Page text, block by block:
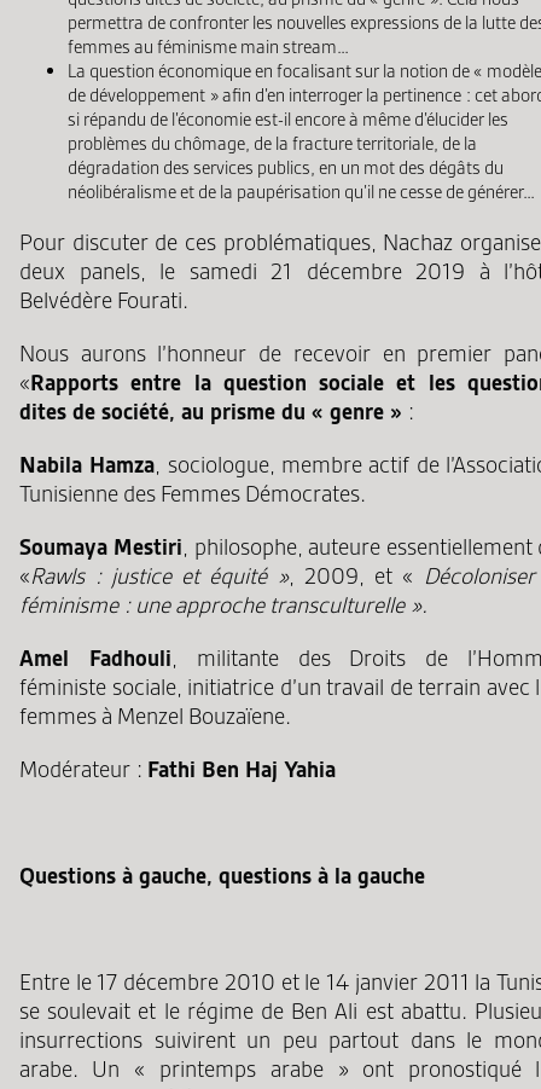
permettra de confronter les nouvelles expressions de la lutte
femmes au féminisme main stream…
La question économique en focalisant sur la notion de « modèle
de développement » afin d’en interroger la pertinence : cet
si répandu de l’économie est-il encore à même d’élucider les
problèmes du chômage, de la fracture territoriale, de la
dégradation des services publics, en un mot des dégâts du
néolibéralisme et de la paupérisation qu’il ne cesse de générer…
Pour discuter de ces problématiques, Nachaz
deux panels, le samedi 21 décembre 2019 à
Belvédère Fourati.
Nous aurons l’honneur de recevoir en premier
«Rapports entre la question sociale et les
dites de société, au prisme du « genre » :
Nabila Hamza, sociologue, membre actif de
Tunisienne des Femmes Démocrates.
Soumaya Mestiri, philosophe, auteure essentiellement
«Rawls : justice et équité », 2009, et «
féminisme : une approche transculturelle ».
Amel Fadhouli, militante des Droits de
féministe sociale, initiatrice d’un travail de terrain avec
femmes à Menzel Bouzaïene.
Modérateur : Fathi Ben Haj Yahia
Questions à gauche, questions à la gauche
Entre le 17 décembre 2010 et le 14 janvier 2011 la
se soulevait et le régime de Ben Ali est abattu.
insurrections suivirent un peu partout dans le
arabe. Un « printemps arabe » ont pronostiqué